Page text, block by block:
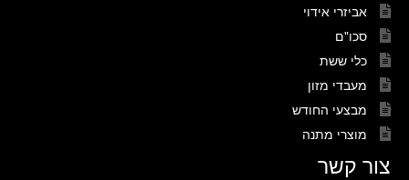
אביזרי אידוי
סכו"ם
כלי ששת
מעבדי מזון
מבצעי החודש
מוצרי מתנה
צור קשר